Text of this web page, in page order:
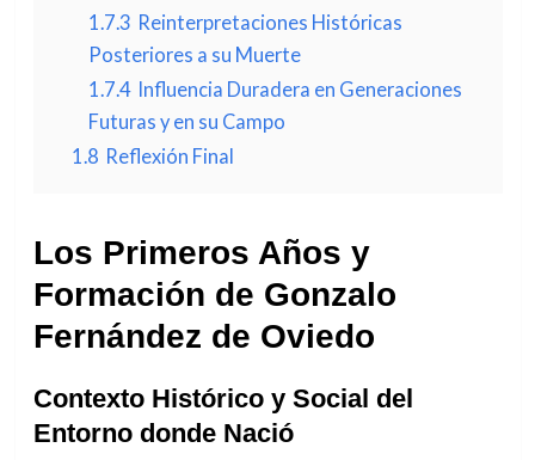
1.7.3 Reinterpretaciones Históricas
Posteriores a su Muerte
1.7.4 Influencia Duradera en Generaciones
Futuras y en su Campo
1.8 Reflexión Final
Los Primeros Años y
Formación de Gonzalo
Fernández de Oviedo
Contexto Histórico y Social del
Entorno donde Nació